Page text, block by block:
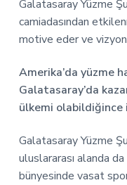
Galatasaray Yüzme
camiadasından
motive eder ve vizyon
Amerika’da yüzme
Galatasaray’da
ülkemi olabildiğince
Galatasaray Yüzme
uluslararası alanda
bünyesinde vasat